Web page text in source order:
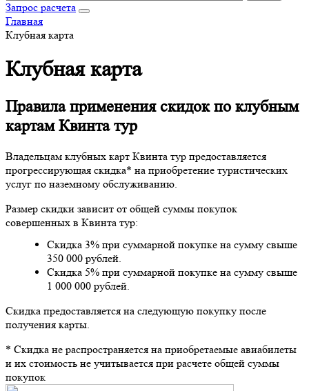
Запрос расчета
Главная
Клубная карта
Клубная карта
Правила применения скидок по клубным
картам Квинта тур
Владельцам клубных карт Квинта тур предоставляется
прогрессирующая скидка* на приобретение туристических
услуг по наземному обслуживанию.
Размер скидки зависит от общей суммы покупок
совершенных в Квинта тур:
Скидка 3% при суммарной покупке на сумму свыше
350 000 рублей.
Скидка 5% при суммарной покупке на сумму свыше
1 000 000 рублей.
Скидка предоставляется на следующую покупку после
получения карты.
* Скидка не распространяется на приобретаемые авиабилеты
и их стоимость не учитывается при расчете общей суммы
покупок